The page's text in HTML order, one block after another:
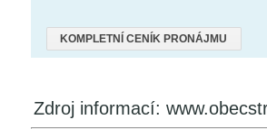
KOMPLETNÍ CENÍK PRONÁJMU
Zdroj informací: